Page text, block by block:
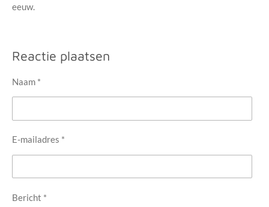
eeuw.
Reactie plaatsen
Naam *
E-mailadres *
Bericht *